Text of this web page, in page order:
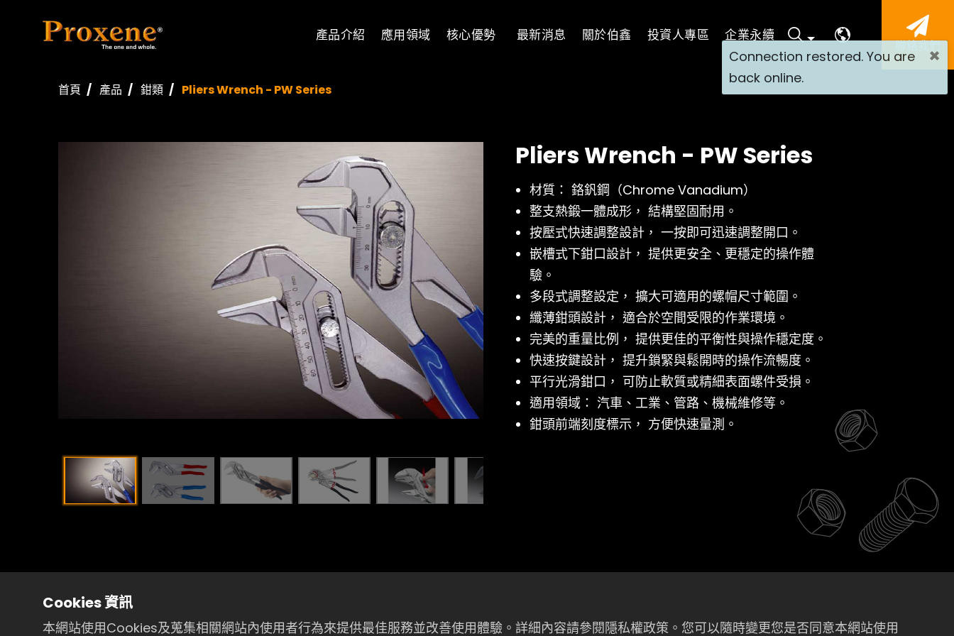
產品介紹 應用領域 核心優勢 最新消息 關於伯鑫 投資人專區 企業永續
聯絡我們
首頁 產品 鉗類 Pliers Wrench - PW Series
Pliers Wrench - PW Series
材質： 鉻釩鋼（Chrome Vanadium）
整支熱鍛一體成形， 結構堅固耐用。
按壓式快速調整設計， 一按即可迅速調整開口。
嵌槽式下鉗口設計， 提供更安全、更穩定的操作體
驗。
多段式調整設定， 擴大可適用的螺帽尺寸範圍。
纖薄鉗頭設計， 適合於空間受限的作業環境。
完美的重量比例， 提供更佳的平衡性與操作穩定度。
快速按鍵設計， 提升鎖緊與鬆開時的操作流暢度。
平行光滑鉗口， 可防止軟質或精細表面螺件受損。
適用領域： 汽車、工業、管路、機械維修等。
鉗頭前端刻度標示， 方便快速量測。
應用產業
Cookies 資訊
本網站使用Cookies及蒐集相關網站內使用者行為來提供最佳服務並改善使用體驗。詳細內容請參閱隱私權政策。您可以隨時變更您是否同意本網站使用
×
Connection restored. You are
back online.